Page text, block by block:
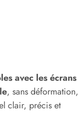
avec les écrans
, sans déformation,
clair, précis et